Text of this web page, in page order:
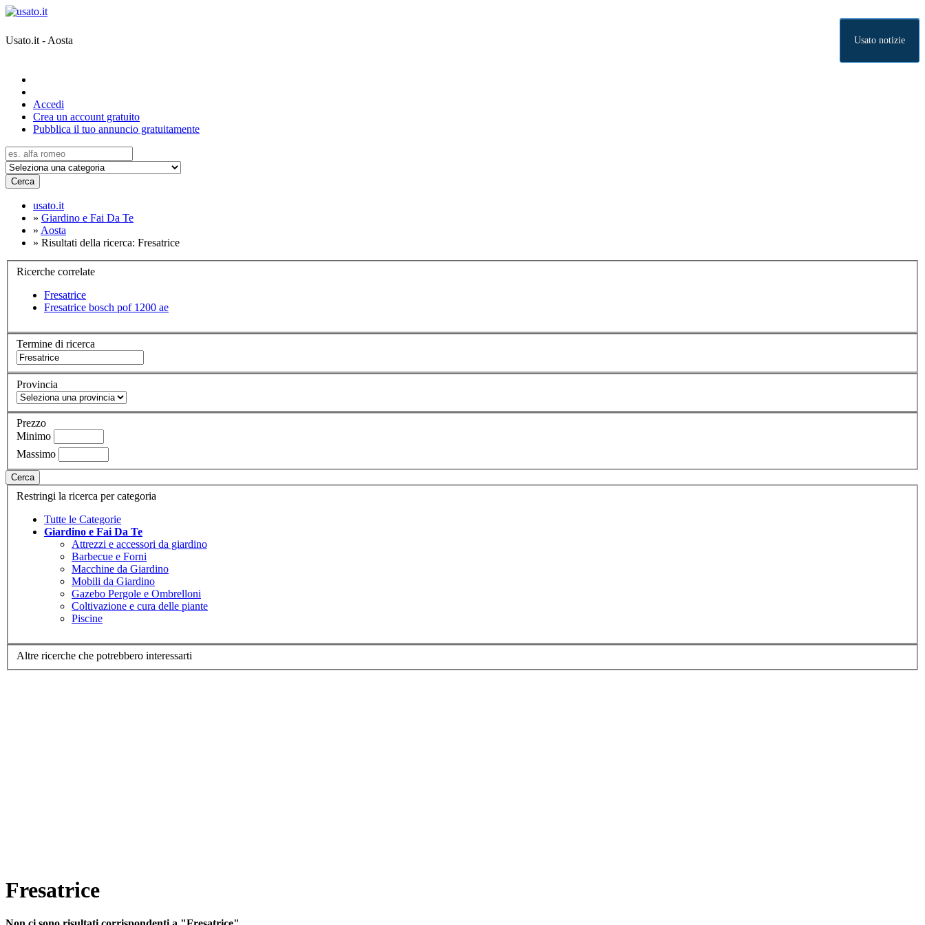
Usato.it - Aosta Usato notizie
Accedi
Crea un account gratuito
Pubblica il tuo annuncio gratuitamente
Cerca
usato.it
» Giardino e Fai Da Te
» Aosta
» Risultati della ricerca: Fresatrice
Ricerche correlate
Fresatrice
Fresatrice bosch pof 1200 ae
Termine di ricerca
Provincia
Prezzo
Minimo
Massimo
Cerca
Restringi la ricerca per categoria
Tutte le Categorie
Giardino e Fai Da Te
Attrezzi e accessori da giardino
Barbecue e Forni
Macchine da Giardino
Mobili da Giardino
Gazebo Pergole e Ombrelloni
Coltivazione e cura delle piante
Piscine
Altre ricerche che potrebbero interessarti
Fresatrice